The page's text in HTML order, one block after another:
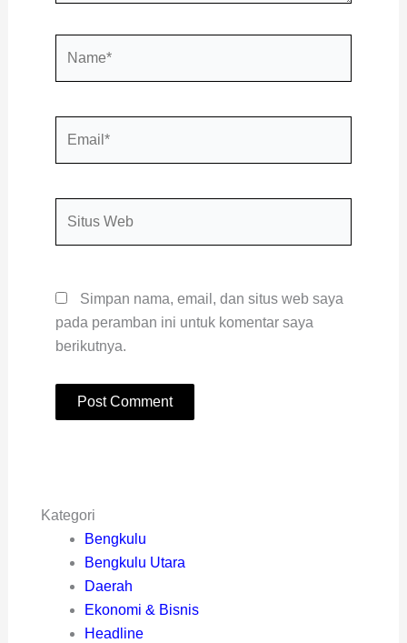
Simpan nama, email, dan situs web saya
pada peramban ini untuk komentar saya
berikutnya.
Kategori
Bengkulu
Bengkulu Utara
Daerah
Ekonomi & Bisnis
Headline